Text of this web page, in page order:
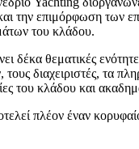
την επιμόρφωση των
του κλάδου.
δέκα θεματικές
διαχειριστές, τα
του κλάδου και
πλέον έναν